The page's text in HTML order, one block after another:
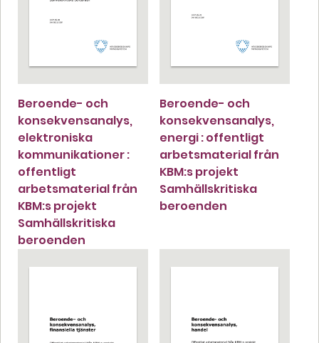
Beroende- och
konsekvensanalys,
elektroniska
kommunikationer :
offentligt
arbetsmaterial från
KBM:s projekt
Samhällskritiska
beroenden
Beroende- och
konsekvensanalys,
energi : offentligt
arbetsmaterial från
KBM:s projekt
Samhällskritiska
beroenden